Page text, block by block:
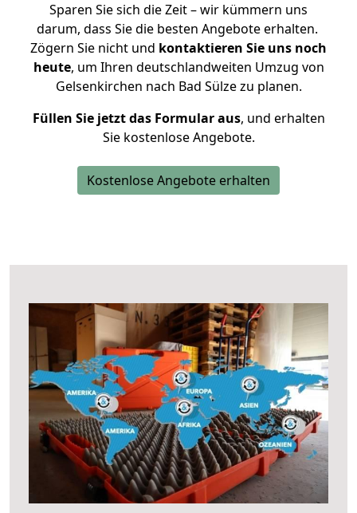
Sparen Sie sich die Zeit – wir kümmern uns
darum, dass Sie die besten Angebote erhalten.
Zögern Sie nicht und kontaktieren Sie uns noch
heute, um Ihren deutschlandweiten Umzug von
Gelsenkirchen nach Bad Sülze zu planen.
Füllen Sie jetzt das Formular aus, und erhalten
Sie kostenlose Angebote.
Kostenlose Angebote erhalten